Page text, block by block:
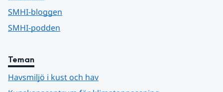
SMHI-bloggen
SMHI-podden
Teman
Havsmiljö i kust och hav